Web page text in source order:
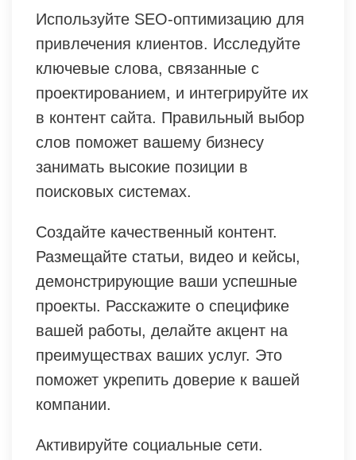
Используйте SEO-оптимизацию для
привлечения клиентов. Исследуйте
ключевые слова, связанные с
проектированием, и интегрируйте их
в контент сайта. Правильный выбор
слов поможет вашему бизнесу
занимать высокие позиции в
поисковых системах.
Создайте качественный контент.
Размещайте статьи, видео и кейсы,
демонстрирующие ваши успешные
проекты. Расскажите о специфике
вашей работы, делайте акцент на
преимуществах ваших услуг. Это
поможет укрепить доверие к вашей
компании.
Активируйте социальные сети.